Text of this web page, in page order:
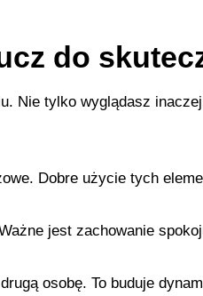
do
Nie tylko wyglądasz
Dobre użycie tych
jest zachowanie
osobę. To buduje